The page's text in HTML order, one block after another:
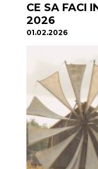
CE SA FACI
2026
01.02.2026